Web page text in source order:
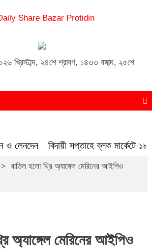
খ্রিস্টাব্দ, ২৪শে শ্রাবণ, ১৪৩৩ বঙ্গাব্দ, ২৫শে
বিদায়ী সপ্তাহে ব্লক মার্কেটে ১৮২
> বাতিল হলো থ্রি অ্যাঙ্গেল মেরিনের আইপিও
অ্যাঙ্গেল মেরিনের আইপিও